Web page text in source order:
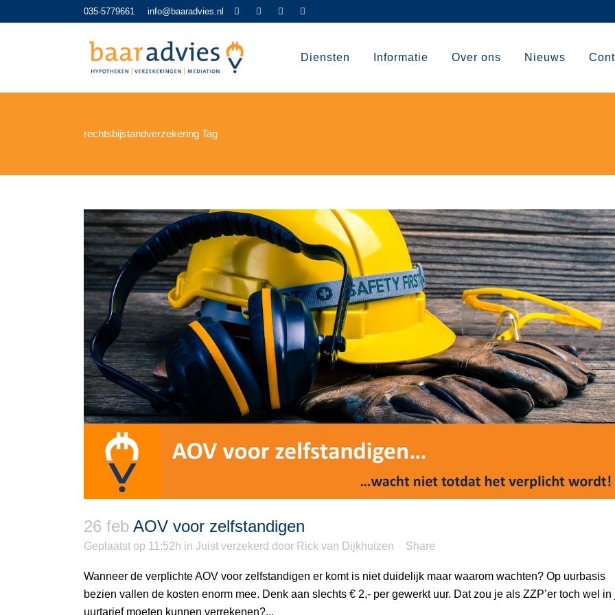
035-5779661 info@baaradvies.nl
Diensten Informatie Over ons Nieuws
rechtsbijstandverzekering Tag
26 feb AOV voor zelfstandigen
Geplaatst op 11:52h in Juist verzekerd door Rick van Dijkhuizen Share
Wanneer de verplichte AOV voor zelfstandigen er komt is niet duidelijk maar waarom wachten? Op uurbasis
bezien vallen de kosten enorm mee. Denk aan slechts € 2,- per gewerkt uur. Dat zou je als ZZP’er toch wel in
uurtarief moeten kunnen verrekenen?...